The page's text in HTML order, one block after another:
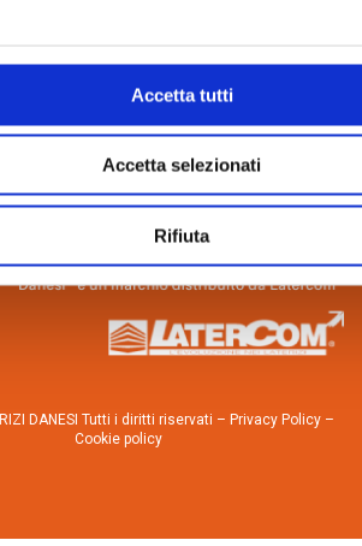
Accetta tutti
Accetta selezionati
Rifiuta
dall’azienda
DANESI Tutti i diritti riservati – Privacy Policy–
Cookie policy